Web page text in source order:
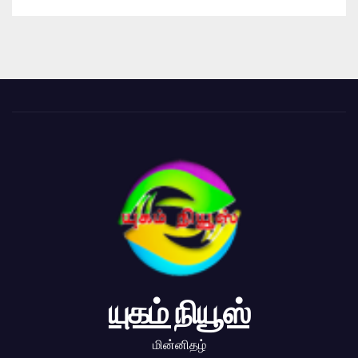
யுகம் நியூஸ்
மின்னிதழ்